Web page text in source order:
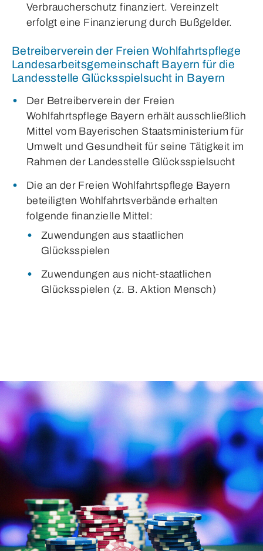
Verbraucherschutz finanziert. Vereinzelt
erfolgt eine Finanzierung durch Bußgelder.
Betreiberverein der Freien Wohlfahrtspflege
Landesarbeitsgemeinschaft Bayern für die
Landesstelle Glücksspielsucht in Bayern
Der Betreiberverein der Freien
Wohlfahrtspflege Bayern erhält ausschließlich
Mittel vom Bayerischen Staatsministerium für
Umwelt und Gesundheit für seine Tätigkeit im
Rahmen der Landesstelle Glücksspielsucht
Die an der Freien Wohlfahrtspflege Bayern
beteiligten Wohlfahrtsverbände erhalten
folgende finanzielle Mittel:
Zuwendungen aus staatlichen
Glücksspielen
Zuwendungen aus nicht-staatlichen
Glücksspielen (z. B. Aktion Mensch)